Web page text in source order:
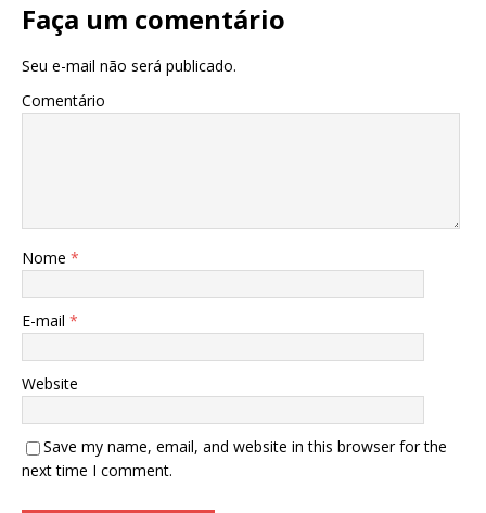
Faça um comentário
Seu e-mail não será publicado.
Comentário
Nome *
E-mail *
Website
Save my name, email, and website in this browser for the
next time I comment.